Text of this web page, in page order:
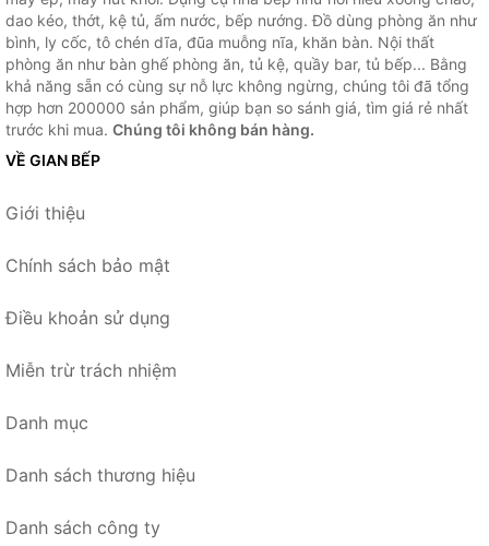
dao kéo, thớt, kệ tủ, ấm nước, bếp nướng. Đồ dùng phòng ăn như
bình, ly cốc, tô chén dĩa, đũa muỗng nĩa, khăn bàn. Nội thất
phòng ăn như bàn ghế phòng ăn, tủ kệ, quầy bar, tủ bếp... Bằng
khả năng sẵn có cùng sự nỗ lực không ngừng, chúng tôi đã tổng
hợp hơn 200000 sản phẩm, giúp bạn so sánh giá, tìm giá rẻ nhất
trước khi mua. Chúng tôi không bán hàng.
VỀ GIAN BẾP
Giới thiệu
Chính sách bảo mật
Điều khoản sử dụng
Miễn trừ trách nhiệm
Danh mục
Danh sách thương hiệu
Danh sách công ty